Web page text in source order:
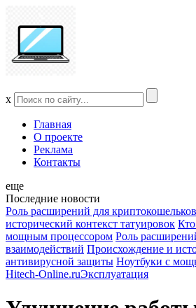
x
Главная
О проекте
Реклама
Контакты
еще
Последние новости
Роль расширений для
исторический контекст татуировок
мощным процессором Роль
взаимодействий Происхождение и
антивирусной защиты Ноутбуки с
Hitech-Online.ruЭксплуатация